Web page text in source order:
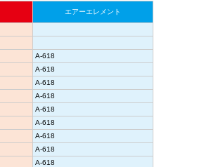
エアーエレメント
A-618
A-618
A-618
A-618
A-618
A-618
A-618
A-618
A-618